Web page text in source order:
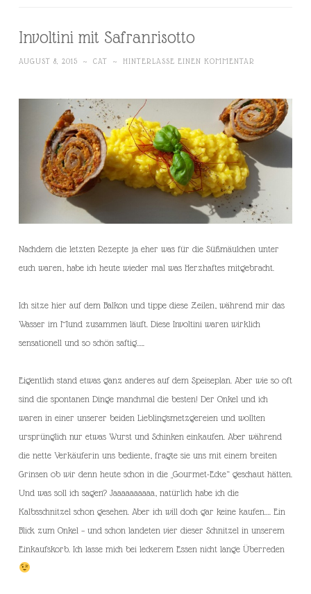
Involtini mit Safranrisotto
AUGUST 8, 2015 ~ CAT ~ HINTERLASSE EINEN KOMMENTAR
Nachdem die letzten Rezepte ja eher was für die Süßmäulchen unter
euch waren, habe ich heute wieder mal was Herzhaftes mitgebracht.
Ich sitze hier auf dem Balkon und tippe diese Zeilen, während mir das
Wasser im Mund zusammen läuft. Diese Involtini waren wirklich
sensationell und so schön saftig…..
Eigentlich stand etwas ganz anderes auf dem Speiseplan. Aber wie so oft
sind die spontanen Dinge manchmal die besten! Der Onkel und ich
waren in einer unserer beiden Lieblingsmetzgereien und wollten
ursprünglich nur etwas Wurst und Schinken einkaufen. Aber während
die nette Verkäuferin uns bediente, fragte sie uns mit einem breiten
Grinsen ob wir denn heute schon in die „Gourmet-Ecke“ geschaut hätten.
Und was soll ich sagen? Jaaaaaaaaaa, natürlich habe ich die
Kalbsschnitzel schon gesehen. Aber ich will doch gar keine kaufen…. Ein
Blick zum Onkel – und schon landeten vier dieser Schnitzel in unserem
Einkaufskorb. Ich lasse mich bei leckerem Essen nicht lange Überreden